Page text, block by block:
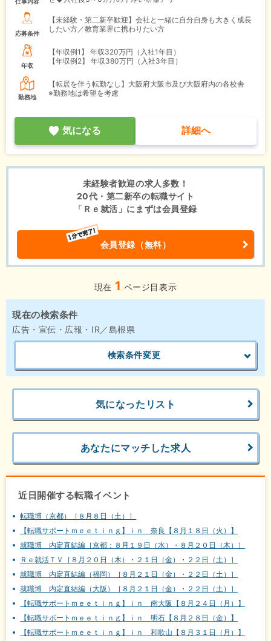
応募条件
【未経験・第二新卒歓迎】会社と一緒に自分自身も大きく成長
したい方／教育業界に携わりたい方
年収
【年収例1】
年収320万円（入社1年目）
【年収例2】
年収380万円（入社3年目）
勤務地
【転居を伴う転勤なし】大阪府大阪市及び大阪府内の各校舎
※勤務地は希望を考慮
気になる 詳細へ
未経験者歓迎の求人多数！
20代・第二新卒の転職サイト
「Ｒｅ就活」にまずは会員登録
会員登録（無料）
現在 1 ページ目表示
現在の検索条件
広告・宣伝・広報・IR／島根県
検索条件変更
気になったリスト
あなたにマッチした求人
近日開催する転職イベント
転職博（京都）［８月８日（土）］
【転職サポートｍｅｅｔｉｎｇ】ｉｎ 奈良【８月１８日（火）】
就職博 内定直結編［京都：８月１９日（水）・８月２０日（木）］
Ｒｅ就活ＴＶ［８月２０日（木）・２１日（金）・２２日（土）］
就職博 内定直結編（福岡）［８月２１日（金）・２２日（土）］
就職博 内定直結編（大阪）［８月２１日（金）・２２日（土）］
【転職サポートｍｅｅｔｉｎｇ】ｉｎ 南大阪【８月２４日（月）】
【転職サポートｍｅｅｔｉｎｇ】ｉｎ 明石【８月２８日（金）】
【転職サポートｍｅｅｔｉｎｇ】ｉｎ 和歌山【８月３１日（月）】